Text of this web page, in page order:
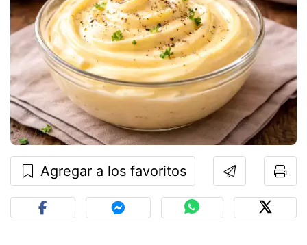
Agregar a los favoritos